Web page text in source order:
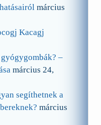
március
Kacagj
–
március 24,
segíthetnek a
március